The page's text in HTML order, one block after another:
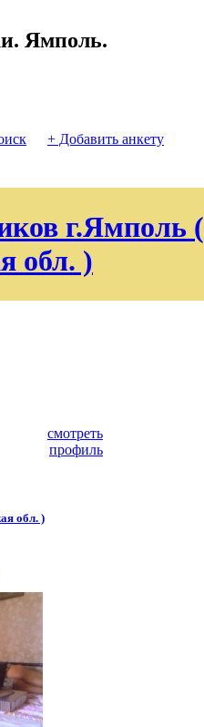
Ямполь.
+ Добавить анкету
г.Ямполь (
обл. )
смотреть
профиль
обл. )